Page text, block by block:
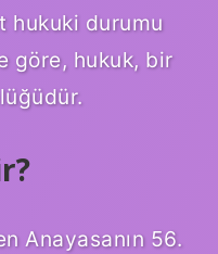
hukuki durumu
göre, hukuk, bir
Anayasanın 56.